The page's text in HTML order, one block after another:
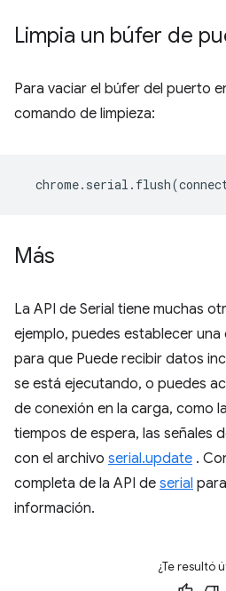
Limpia un búfer de
Para vaciar el búfer del puerto
comando de limpieza:
chrome. serial . flush(
Más
La API de Serial tiene muchas
ejemplo, puedes establecer
para que Puede recibir datos
se está ejecutando, o puedes
de conexión en la carga, como
tiempos de espera, las señales
con el archivo serial.update .
completa de la API de serial
información.
¿Te resultó